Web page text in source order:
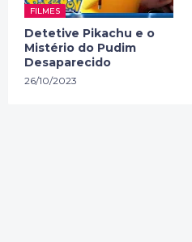
FILMES
Detetive Pikachu e o
Mistério do Pudim
Desaparecido
26/10/2023